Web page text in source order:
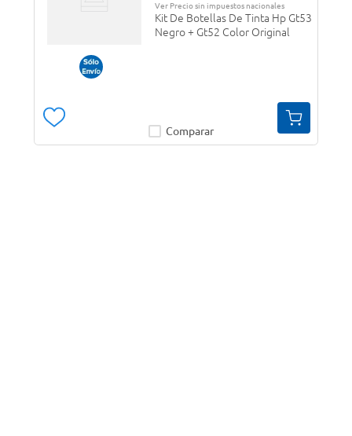
Ver Precio sin impuestos nacionales
Kit De Botellas De Tinta Hp Gt53
Negro + Gt52 Color Original
Comparar